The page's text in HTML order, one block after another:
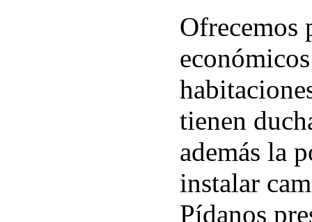
Ofrecemos
tienen
además la
instalar
Pídanos